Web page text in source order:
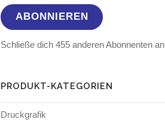
ABONNIEREN
Schließe dich 455 anderen Abonnenten an
PRODUKT-KATEGORIEN
Druckgrafik